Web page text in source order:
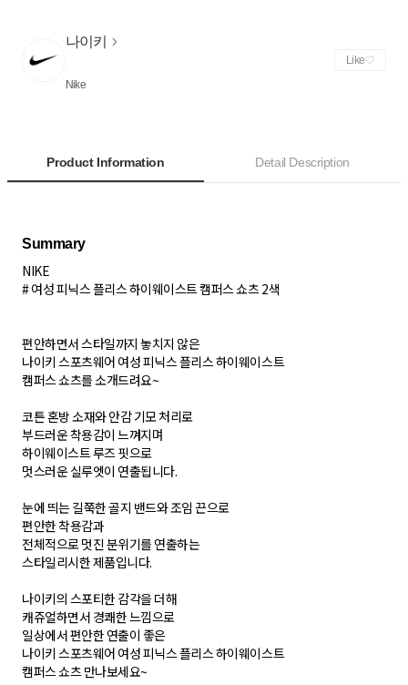
나이키
Nike
Like
Product Information Detail Description
Summary
NIKE
# 여성 피닉스 플리스 하이웨이스트 캠퍼스 쇼츠 2색
편안하면서 스타일까지 놓치지 않은
나이키 스포츠웨어 여성 피닉스 플리스 하이웨이스트
캠퍼스 쇼츠를 소개드려요~
코튼 혼방 소재와 안감 기모 처리로
부드러운 착용감이 느껴지며
하이웨이스트 루즈 핏으로
멋스러운 실루엣이 연출됩니다.
눈에 띄는 길쭉한 골지 밴드와 조임 끈으로
편안한 착용감과
전체적으로 멋진 분위기를 연출하는
스타일리시한 제품입니다.
나이키의 스포티한 감각을 더해
캐쥬얼하면서 경쾌한 느낌으로
일상에서 편안한 연출이 좋은
나이키 스포츠웨어 여성 피닉스 플리스 하이웨이스트
캠퍼스 쇼츠 만나보세요~